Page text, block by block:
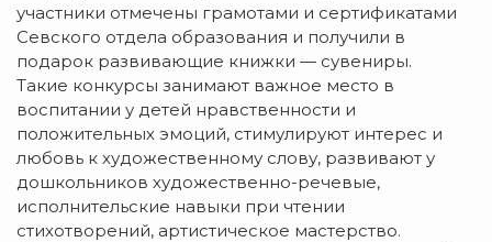
участники отмечены грамотами и сертификатами
Севского отдела образования и получили в
подарок развивающие книжки — сувениры.
Такие конкурсы занимают важное место в
воспитании у детей нравственности и
положительных эмоций, стимулируют интерес и
любовь к художественному слову, развивают у
дошкольников художественно-речевые,
исполнительские навыки при чтении
стихотворений, артистическое мастерство.